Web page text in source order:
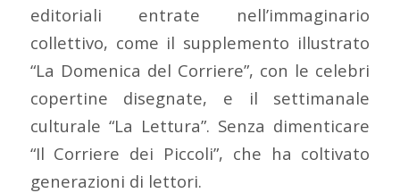
editoriali entrate nell’immaginario
collettivo, come il supplemento illustrato
“La Domenica del Corriere”, con le celebri
copertine disegnate, e il settimanale
culturale “La Lettura”. Senza dimenticare
“Il Corriere dei Piccoli”, che ha coltivato
generazioni di lettori.